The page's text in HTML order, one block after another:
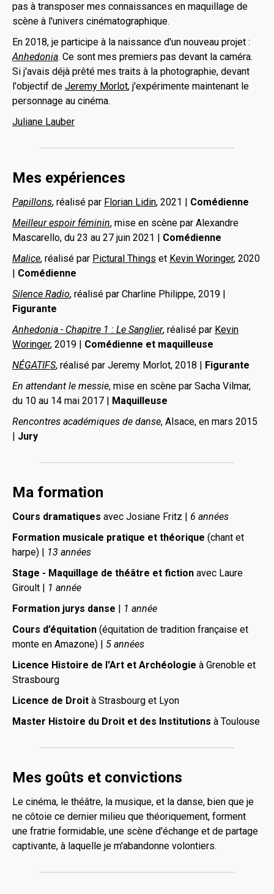
pas à transposer mes connaissances en maquillage de
scène à l'univers cinématographique.
En 2018, je participe à la naissance d'un nouveau projet :
Anhedonia. Ce sont mes premiers pas devant la caméra.
Si j'avais déjà prêté mes traits à la photographie, devant
l'objectif de Jeremy Morlot, j'expérimente maintenant le
personnage au cinéma.
Juliane Lauber
Mes expériences
Papillons, réalisé par Florian Lidin, 2021 | Comédienne
Meilleur espoir féminin, mise en scène par Alexandre
Mascarello, du 23 au 27 juin 2021 | Comédienne
Malice, réalisé par Pictural Things et Kevin Woringer, 2020
| Comédienne
Silence Radio, réalisé par Charline Philippe, 2019 |
Figurante
Anhedonia - Chapitre 1 : Le Sanglier, réalisé par Kevin
Woringer, 2019 | Comédienne et maquilleuse
NÉGATIFS, réalisé par Jeremy Morlot, 2018 | Figurante
En attendant le messie, mise en scène par Sacha Vilmar,
du 10 au 14 mai 2017 | Maquilleuse
Rencontres académiques de danse, Alsace, en mars 2015
| Jury
Ma formation
Cours dramatiques avec Josiane Fritz | 6 années
Formation musicale pratique et théorique (chant et
harpe) | 13 années
Stage - Maquillage de théâtre et fiction avec Laure
Giroult | 1 année
Formation jurys danse | 1 année
Cours d’équitation (équitation de tradition française et
monte en Amazone) | 5 années
Licence Histoire de l'Art et Archéologie à Grenoble et
Strasbourg
Licence de Droit à Strasbourg et Lyon
Master Histoire du Droit et des Institutions à Toulouse
Mes goûts et convictions
Le cinéma, le théâtre, la musique, et la danse, bien que je
ne côtoie ce dernier milieu que théoriquement, forment
une fratrie formidable, une scène d'échange et de partage
captivante, à laquelle je m'abandonne volontiers.